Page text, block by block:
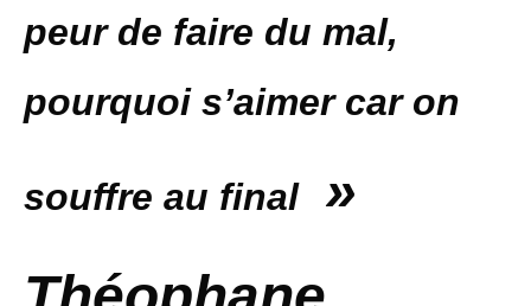
peur de faire du mal,
pourquoi s’aimer car on
souffre au final
»